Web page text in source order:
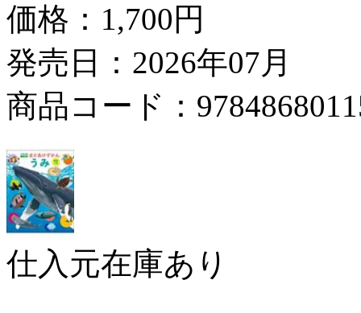
価格： 1,700円
発売日：2026年07月
商品コード：
仕入元在庫あり